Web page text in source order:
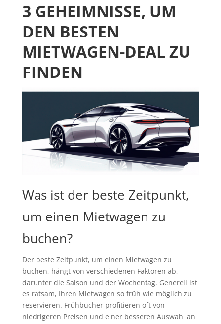
3 GEHEIMNISSE, UM
DEN BESTEN
MIETWAGEN-DEAL ZU
FINDEN
Was ist der beste Zeitpunkt,
um einen Mietwagen zu
buchen?
Der beste Zeitpunkt, um einen Mietwagen zu
buchen, hängt von verschiedenen Faktoren ab,
darunter die Saison und der Wochentag. Generell ist
es ratsam, Ihren Mietwagen so früh wie möglich zu
reservieren. Frühbucher profitieren oft von
niedrigeren Preisen und einer besseren Auswahl an